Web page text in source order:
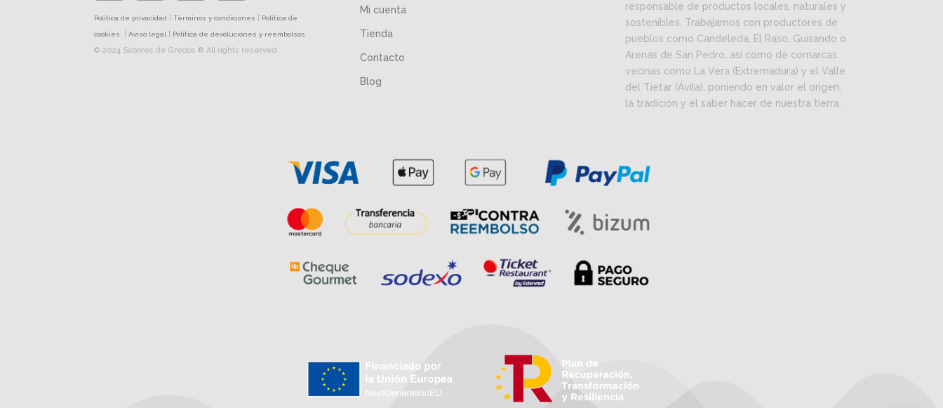
Política de privacidad |Términos y condiciones Política de
cookies |Aviso legal Política de devoluciones y reembolsos
© 2024 Sabores de Gredos ® All rights reserved.
Mi cuenta
Tienda
Contacto
Blog
responsable de productos locales, naturales y
sostenibles. Trabajamos con productores de
pueblos como Candeleda, El Raso, Guisando o
Arenas de San Pedro, así como de comarcas
vecinas como La Vera (Extremadura) y el Valle
del Tiétar (Ávila), poniendo en valor el origen,
la tradición y el saber hacer de nuestra tierra.